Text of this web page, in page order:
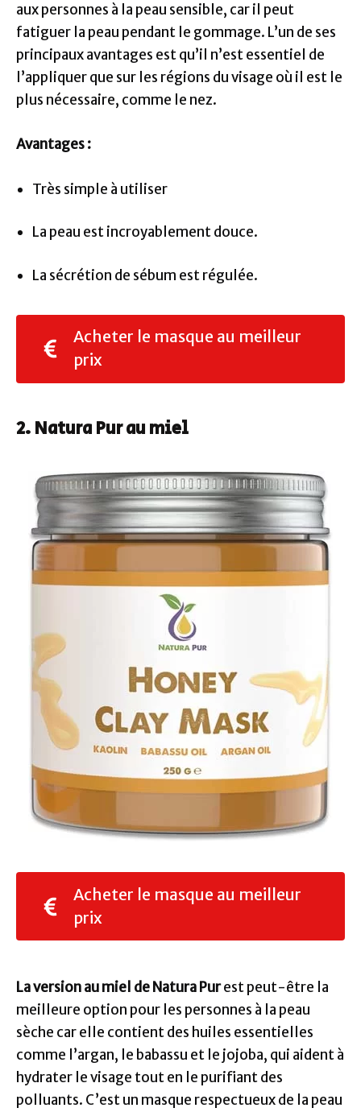
aux personnes à la peau sensible, car il peut
fatiguer la peau pendant le gommage. L’un de ses
principaux avantages est qu’il n’est essentiel de
l’appliquer que sur les régions du visage où il est le
plus nécessaire, comme le nez.
Avantages :
Très simple à utiliser
La peau est incroyablement douce.
La sécrétion de sébum est régulée.
Acheter le masque au meilleur
prix
2. Natura Pur au miel
Acheter le masque au meilleur
prix
La version au miel de Natura Purest peut-être la
meilleure option pour les personnes à la peau
sèche car elle contient des huiles essentielles
comme l’argan, le babassu et le jojoba, qui aident à
hydrater le visage tout en le purifiant des
polluants. C’est un masque respectueux de la peau